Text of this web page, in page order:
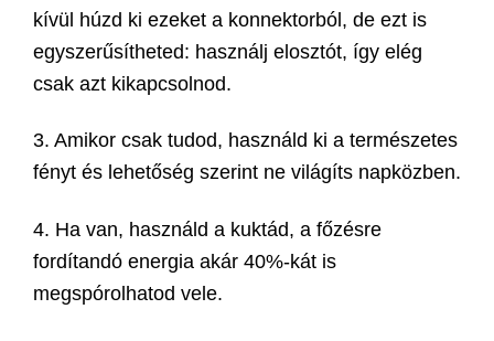
kívül húzd ki ezeket a konnektorból, de ezt is
egyszerűsítheted: használj elosztót, így elég
csak azt kikapcsolnod.
3. Amikor csak tudod, használd ki a természetes
fényt és lehetőség szerint ne világíts napközben.
4. Ha van, használd a kuktád, a főzésre
fordítandó energia akár 40%-kát is
megspórolhatod vele.